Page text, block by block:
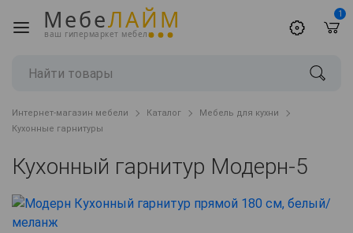
МебеЛАЙМ
ваш гипермаркет мебели
1
Интернет-магазин мебели Каталог
Мебель для кухни
Кухонные гарнитуры
Кухонный гарнитур Модерн-5